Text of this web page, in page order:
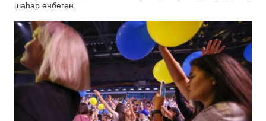
шаһар енбеген.